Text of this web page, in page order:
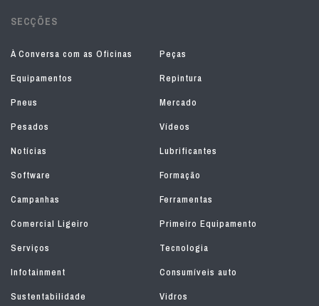
SECÇÕES
À Conversa com as Oficinas
Peças
Equipamentos
Repintura
Pneus
Mercado
Pesados
Vídeos
Notícias
Lubrificantes
Software
Formação
Campanhas
Ferramentas
Comercial Ligeiro
Primeiro Equipamento
Serviços
Tecnologia
Infotainment
Consumíveis auto
Sustentabilidade
Vidros